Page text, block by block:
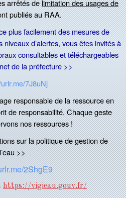
arrêtésdelimitation des usages de
publiés au RAA.
plus facilement des mesures de
niveaux d’alertes,vous êtes invités à
auxconsultables et téléchargeables
de la préfecture >>
7J8uNj
responsable de la ressource en
de responsabilité. Chaque geste
nos ressources !
s sur la politique de gestion de
l’eau>>
2ShgE9
https://vigieau.gouv.fr/